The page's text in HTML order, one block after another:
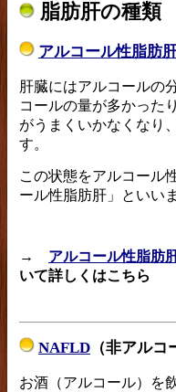
脂肪肝の種類
アルコール性脂肪
肝臓にはアルコールの
コールの量が多かった
がうまくいかなくなり
す。
この状態をアルコール
ール性脂肪肝」といい
→ アルコール性脂肪
いて詳しくはこちら
NAFLD （非アルコ
お酒（アルコール）を